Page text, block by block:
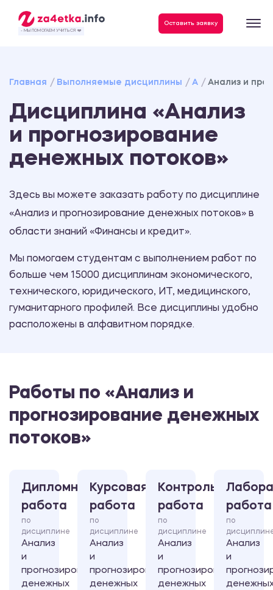
- МЫ ПОМОГАЕМ УЧИТЬСЯ ❤️
Оставить заявку
Главная Выполняемые дисциплины А Анализ и
Дисциплина «Анализ
и прогнозирование
денежных потоков»
Здесь вы можете заказать работу по дисциплине
«Анализ и прогнозирование денежных потоков» в
области знаний «Финансы и кредит».
Мы помогаем студентам с выполнением работ по
больше чем 15000 дисциплинам экономического,
технического, юридического, ИТ, медицинского,
гуманитарного профилей. Все дисциплины удобно
расположены в алфавитном порядке.
Работы по «Анализ и
прогнозирование денежных
потоков»
Дипломная
работа
по
дисциплине
Анализ
и
прогнозирование
денежных
Курсовая
работа
по
дисциплине
Анализ
и
прогнозирование
денежных
Контрольная
работа
по
дисциплине
Анализ
и
прогнозирование
денежных
работа
по
Анализ
и